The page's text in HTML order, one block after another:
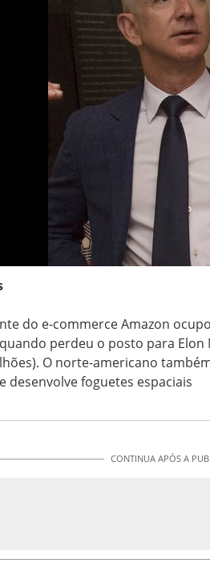
do e-commerce Amazon
perdeu o posto para Elon
O norte-americano
desenvolve foguetes espaciais
CONTINUA APÓS A